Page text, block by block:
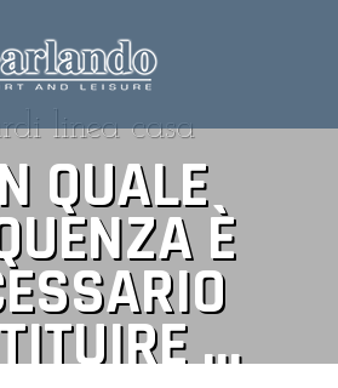
linea casa
QUALE
È
...